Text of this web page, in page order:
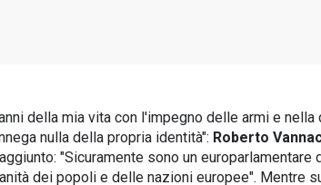
della mia vita con l'impegno delle armi e
nulla della propria identità": Roberto
"Sicuramente sono un
dei popoli e delle nazioni europee". Mentre